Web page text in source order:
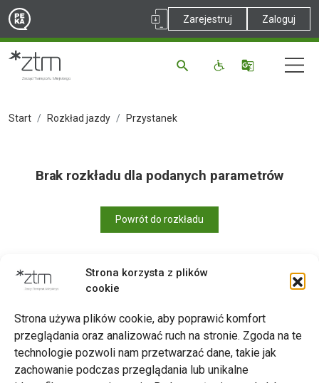
Strona korzysta z plików
cookie
Strona używa plików cookie, aby poprawić komfort
przeglądania oraz analizować ruch na stronie. Zgoda na te
technologie pozwoli nam przetwarzać dane, takie jak
zachowanie podczas przeglądania lub unikalne
Zarejestruj Zaloguj
Start Rozkład jazdy Przystanek
Brak rozkładu dla podanych parametrów
Powrót do rozkładu
Zarząd Transportu Miejskiego w Poznaniu